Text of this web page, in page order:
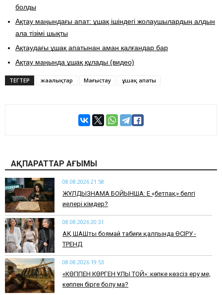
болды
Ақтау маңындағы апат: ұшақ ішіндегі жолаушылардың алдын
ала тізімі шықты
Ақтаудағы ұшақ апатынан аман қалғандар бар
Ақтау маңында ұшақ құлады (видео)
ТЕГТЕР жаңалықтар Маңғыстау ұшақ апаты
АҚПАРАТТАР АҒЫМЫ
08.08.2026 21:58
ЖҰЛДЫЗНАМА БОЙЫНША: Ең «бетпақ» белгі
иелері кімдер?
08.08.2026 20:31
АҚ ШАШты боямай табиғи қалпында ӨСІРУ -
ТРЕНД
08.08.2026 19:53
​«КӨППЕН КӨРГЕН ҰЛЫ ТОЙ»: көпке көзсіз еру ме,
көппен бірге болу ма?